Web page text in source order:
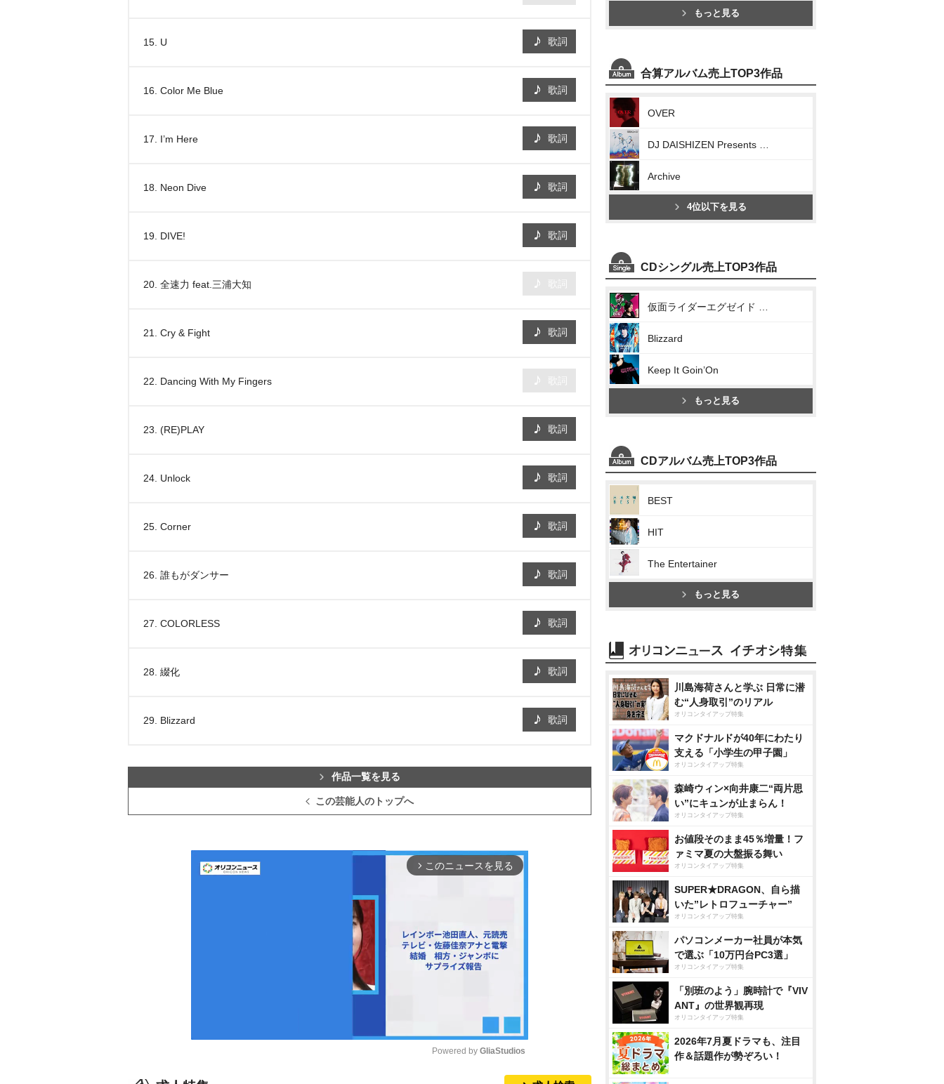
15. U 歌詞
16. Color Me Blue 歌詞
17. I’m Here 歌詞
18. Neon Dive 歌詞
19. DIVE! 歌詞
20. 全速力 feat.三浦大知
21. Cry & Fight 歌詞
22. Dancing With My Fingers
23. (RE)PLAY 歌詞
24. Unlock 歌詞
25. Corner 歌詞
26. 誰もがダンサー 歌詞
27. COLORLESS 歌詞
28. 綴化 歌詞
29. Blizzard 歌詞
作品一覧を見る
この芸能人のトップへ
arrow_forward_ios このニュースを見る
Powered by GliaStudios
もっと見る
合算アルバム売上TOP3作品
OVER
Archive
4位以下を見る
CDシングル売上TOP3作品
Blizzard
Keep It Goin’On
もっと見る
CDアルバム売上TOP3作品
BEST
HIT
The Entertainer
もっと見る
川島海荷さんと学ぶ 日常に潜
む“人身取引”のリアル
オリコンタイアップ特集
マクドナルドが40年にわたり
支える「小学生の甲子園」
オリコンタイアップ特集
森崎ウィン×向井康二“両片思
い”にキュンが止まらん！
オリコンタイアップ特集
お値段そのまま45％増量！フ
ァミマ夏の大盤振る舞い
オリコンタイアップ特集
SUPER★DRAGON、自ら描
いた”レトロフューチャー”
オリコンタイアップ特集
パソコンメーカー社員が本気
で選ぶ「10万円台PC3選」
オリコンタイアップ特集
「別班のよう」腕時計で『VIV
ANT』の世界観再現
オリコンタイアップ特集
2026年7月夏ドラマも、注目
作＆話題作が勢ぞろい！